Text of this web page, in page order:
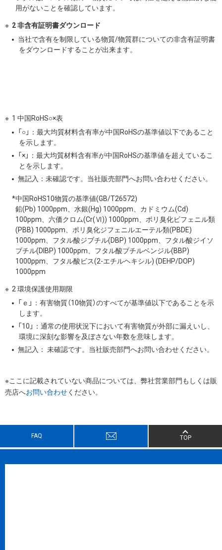
用がないことを確認しています。
2 非含有証明書ダウンロード
当社で含有を制限している物質/物質群についての非含有証明書
をダウンロードすることが出来ます。
1 中国RoHS○×表
「○」：最大均質材料含有率が中国RoHSの基準値以下であること
を示します。
「×」：最大均質材料含有率が中国RoHSの基準値を超えているこ
とを示します。
無記入：未確認です。当社販売部門へお問い合わせください。
*中国RoHS10物質の基準値(GB/T26572)
鉛(Pb) 1000ppm、水銀(Hg) 1000ppm、カドミウム(Cd)
100ppm、六価クロム(Cr(Ⅵ)) 1000ppm、ポリ臭化ビフェニル類
(PBB) 1000ppm、ポリ臭化ジフェニルエーテル類(PBDE)
1000ppm、フタル酸ジブチル(DBP) 1000ppm、フタル酸ジイソ
ブチル(DIBP) 1000ppm、フタル酸ブチルベンジル(BBP)
1000ppm、フタル酸ビス(2-エチルヘキシル) (DEHP/DOP)
1000ppm
2 環境保護使用期限
「ｅ」：有害物質（10物質）のすべてが基準値以下であることを示
します。
「10」：通常の使用状況下において有害物質が外部に漏えいし、
環境に深刻な影響を及ぼさない年数を意味します。
無記入： 未確認です。当社販売部門へお問い合わせください。
※ここに記載されていない商品については、弊社営業部門もしくは販
売店へお問い合わせください。
FAQ TOP